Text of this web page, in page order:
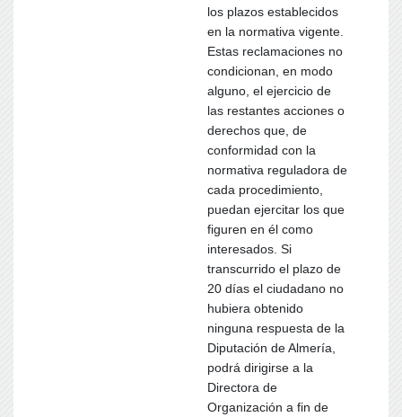
los plazos establecidos
en la normativa vigente.
Estas reclamaciones no
condicionan, en modo
alguno, el ejercicio de
las restantes acciones o
derechos que, de
conformidad con la
normativa reguladora de
cada procedimiento,
puedan ejercitar los que
figuren en él como
interesados. Si
transcurrido el plazo de
20 días el ciudadano no
hubiera obtenido
ninguna respuesta de la
Diputación de Almería,
podrá dirigirse a la
Directora de
Organización a fin de